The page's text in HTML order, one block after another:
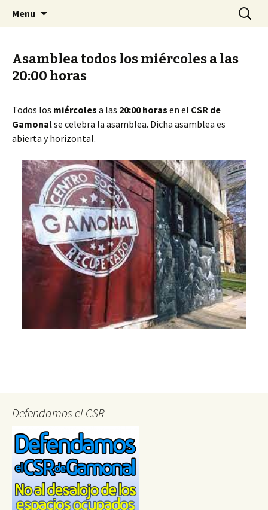
CSR Gamonal
Centro Social Recuperado Gamonal
Menu Buscar:
Asamblea todos los miércoles a las
20:00 horas
Todos los miércoles a las 20:00 horas en el CSR de
Gamonalse celebra la asamblea. Dicha asamblea es
abierta y horizontal.
Defendamos el CSR